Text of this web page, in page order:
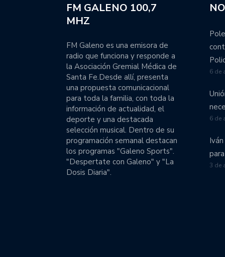
periodistas y talentos.
Colón comenzó el
El Tate a pleno en
Unión emprende una
Unión volvió a perder
división.
Colón goleó a Talleres
Obras se llevó en
FM GALENO 100,7
MHZ
FM Galeno es una emisora de
radio que funciona y responde a
la Asociación Gremial Médica de
Santa Fe.Desde allí, presenta
una propuesta comunicacional
para toda la familia, con toda la
información de actualidad, el
deporte y una destacada
selección musical. Dentro de su
programación semanal destacan
los programas "Galeno Sports".
"Despertate con Galeno" y "La
Dosis Diaria".
6 de
6 de
3 de